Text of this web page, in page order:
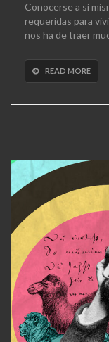
Conocerse a sí
requeridas para
nos ha de traer
READ MORE